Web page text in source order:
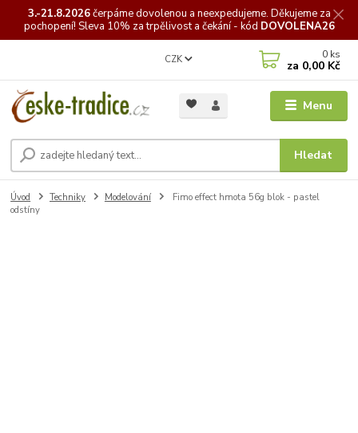
3.-21.8.2026čerpámedovolenou a neexpedujeme. Děkujeme za
pochopení! Sleva 10% za trpělivost a čekání - kód DOVOLENA26
Menu
CZK
Hledat
0 ks
za 0,00 Kč
Úvod Techniky Modelování
Fimo effect hmota 56g blok - pastel
odstíny